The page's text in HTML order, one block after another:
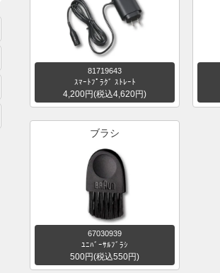
81719643
ｽﾏｰﾄﾌﾟﾗｸﾞ ｽﾄﾚｰﾄ
4,200円(税込4,620円)
ブラシ
67030939
ﾕﾆﾊﾞｰｻﾙﾌﾞﾗｼ
500円(税込550円)